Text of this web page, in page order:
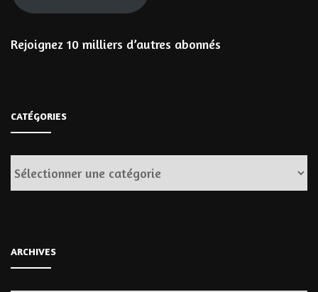
Rejoignez 10 milliers d’autres abonnés
CATÉGORIES
Catégories
ARCHIVES